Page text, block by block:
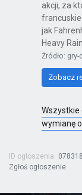
akcji, za
jak
Heavy Rain.
Źródło: gry-
Zobacz
Wszystkie
wymianę
ID ogłoszenia
Zgłoś ogłoszenie